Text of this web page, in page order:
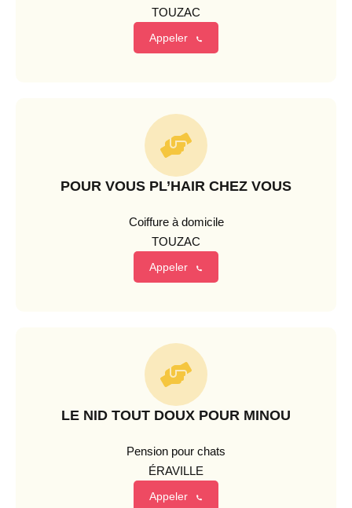
TOUZAC
Appeler
POUR VOUS PL’HAIR CHEZ VOUS
Coiffure à domicile
TOUZAC
Appeler
LE NID TOUT DOUX POUR MINOU
Pension pour chats
ÉRAVILLE
Appeler